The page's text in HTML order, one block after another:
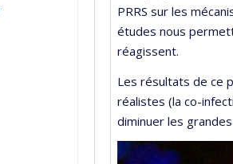
PRRS sur les
études nous
réagissent.
Les résultats de ce
réalistes (la co-
diminuer les